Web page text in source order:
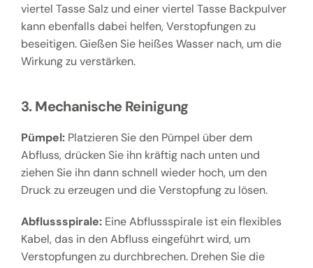
viertel Tasse Salz und einer viertel Tasse Backpulver
kann ebenfalls dabei helfen, Verstopfungen zu
beseitigen. Gießen Sie heißes Wasser nach, um die
Wirkung zu verstärken.
3. Mechanische Reinigung
Pümpel:Platzieren Sie den Pümpel über dem
Abfluss, drücken Sie ihn kräftig nach unten und
ziehen Sie ihn dann schnell wieder hoch, um den
Druck zu erzeugen und die Verstopfung zu lösen.
Abflussspirale:Eine Abflussspirale ist ein flexibles
Kabel, das in den Abfluss eingeführt wird, um
Verstopfungen zu durchbrechen. Drehen Sie die